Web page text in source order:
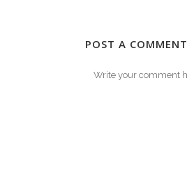
POST A COMMENT